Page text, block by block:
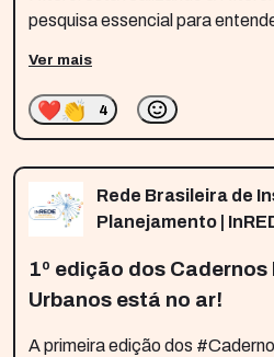
pesquisa essencial para
estão nas ruas, ouvindo a
Ver mais
❤️👏 4
Rede Brasileira de
Planejamento |
1º edição dos Cadernos
Urbanos está no ar!
A primeira edição dos